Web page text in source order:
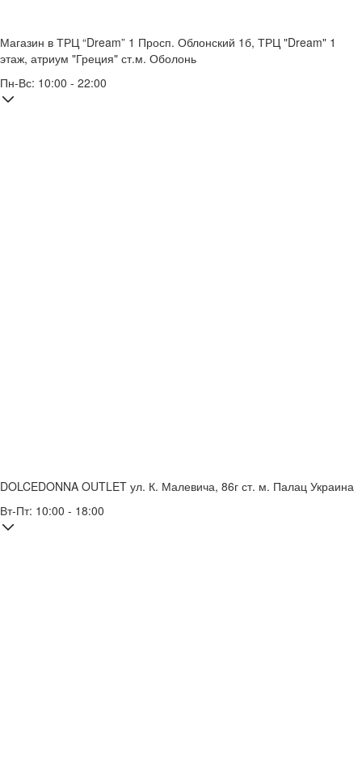
Магазин в ТРЦ “Dream” 1 Просп. Облонский 1б, ТРЦ "Dream" 1
этаж, атриум "Греция" ст.м. Оболонь
Пн-Вс: 10:00 - 22:00
DOLCEDONNA OUTLET ул. К. Малевича, 86г ст. м. Палац Украина
Вт-Пт: 10:00 - 18:00